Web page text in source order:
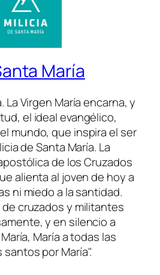
María
La Virgen María encarna, y
el ideal evangélico,
mundo, que inspira el ser
de Santa María. La
de los Cruzados
alienta al joven de hoy a
ni miedo a la santidad.
de cruzados y militantes
y en silencio a
María a todas las
por María".